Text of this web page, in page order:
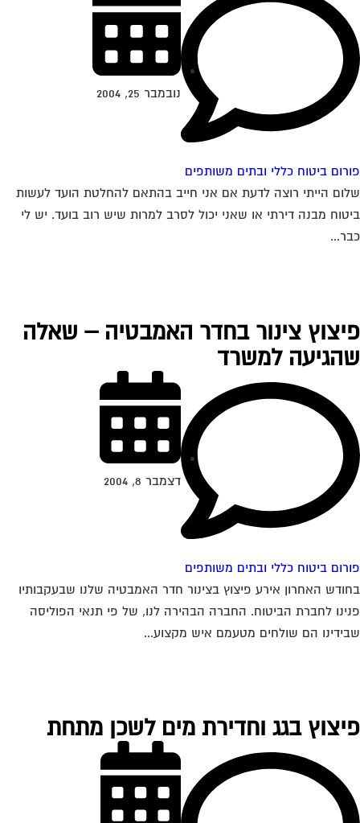
ביטוח כללי ובתים משותפים
נובמבר 25, 2004
הייתי רוצה לדעת אם אני חייב בהתאם להחלטת הועד לעשות
מבנה דירתי או שאני יכול לסרב למרות שיש רוב בועד. יש לי
צינור בחדר האמבטיה – שאלה
למשרד
ביטוח כללי ובתים משותפים
דצמבר 8, 2004
האחרון אירע פיצוץ בצינור חדר האמבטיה שלנו שבעקבותיו
לחברת הביטוח. החברה הבהירה לנו, של פי תנאי הפוליסה
הם שולחים מטעמם איש מקצוע...
בגג וחדירת מים לשכן מתחת